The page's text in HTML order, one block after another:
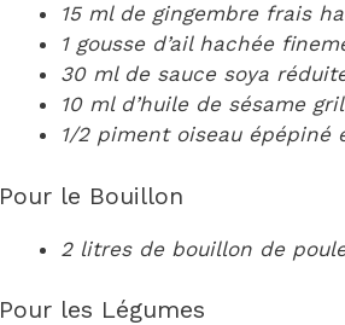
15 ml de gingembre frais
1 gousse d’ail hachée
30 ml de sauce soya
10 ml d’huile de sésame
1/2 piment oiseau épépiné
Pour le Bouillon
2 litres de bouillon de
Pour les Légumes